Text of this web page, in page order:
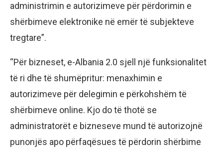
administrimin e autorizimeve për përdorimin e
shërbimeve elektronike në emër të subjekteve
tregtare”.
“Për bizneset, e-Albania 2.0 sjell një funksionalitet
të ri dhe të shumëpritur: menaxhimin e
autorizimeve për delegimin e përkohshëm të
shërbimeve online. Kjo do të thotë se
administratorët e bizneseve mund të autorizojnë
punonjës apo përfaqësues të përdorin shërbime